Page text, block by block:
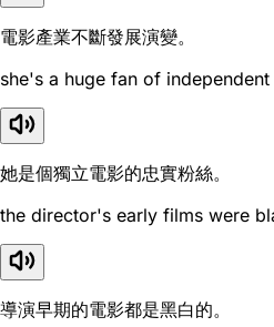
電影產業不斷發展演變。
she's a huge fan of
她是個獨立電影的忠實粉絲。
the director's early films were
導演早期的電影都是黑白的。